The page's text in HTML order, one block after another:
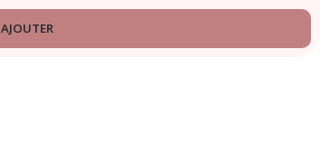
AJOUTER